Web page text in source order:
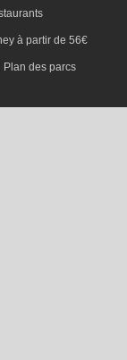
à partir de 56€
Plan des parcs